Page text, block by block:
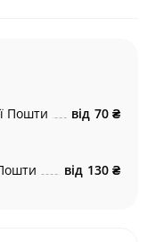
Пошти від 70 ₴
від 130 ₴